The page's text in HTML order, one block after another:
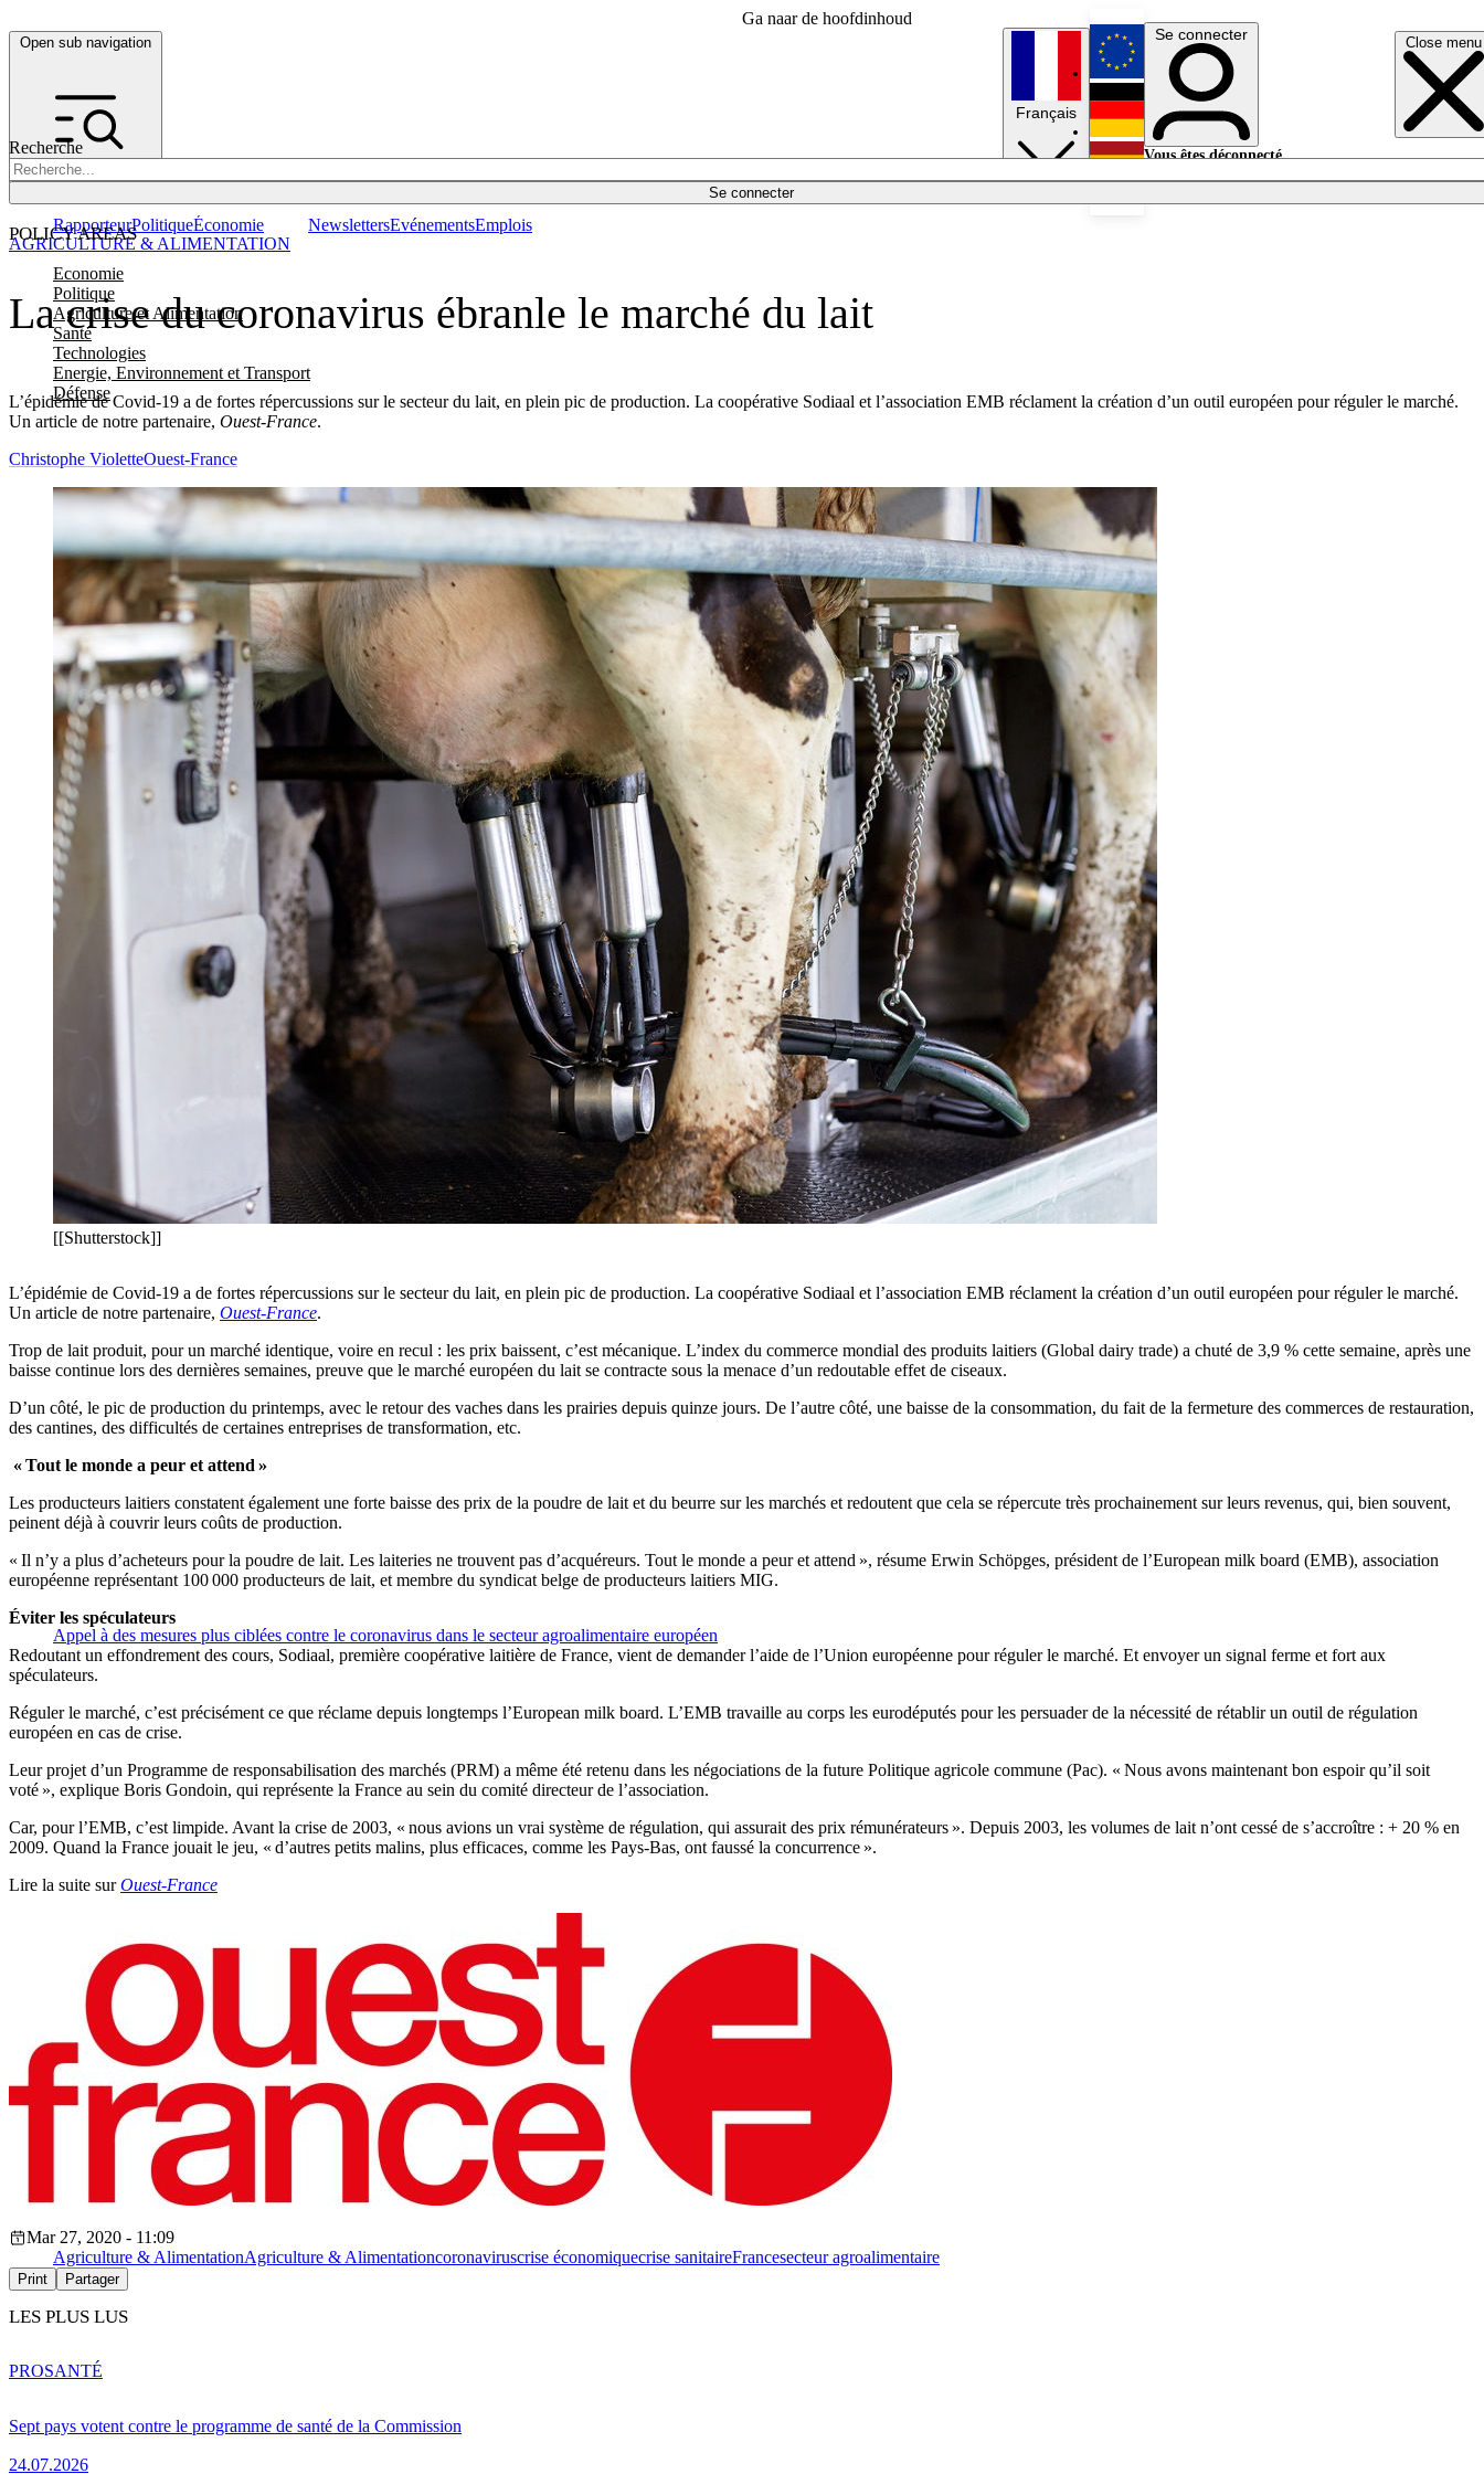
Ga naar de hoofdinhoud
Open sub navigation Close menu
Recherche
Se connecter
POLICY AREAS
Economie
Politique
Agriculture et Alimentation
Santé
Technologies
Energie, Environnement et Transport
Défense
RapporteurPolitiqueÉconomie NewslettersEvénementsEmplois
Français
English
Deutsch
Se connecter
Vous êtes déconnecté.
La crise du coronavirus ébranle le marché du lait
L’épidémie de Covid-19 a de fortes répercussions sur le secteur du lait, en plein pic de production. La coopérative Sodiaal et l’association EMB réclament la création d’un outil européen pour réguler le marché.
Un article de notre partenaire, Ouest-France.
AGRICULTURE & ALIMENTATION
Christophe VioletteOuest-France
[[Shutterstock]]
L’épidémie de Covid-19 a de fortes répercussions sur le secteur du lait, en plein pic de production. La coopérative Sodiaal et l’association EMB réclament la création d’un outil européen pour réguler le marché.
Un article de notre partenaire, Ouest-France.
Trop de lait produit, pour un marché identique, voire en recul : les prix baissent, c’est mécanique. L’index du commerce mondial des produits laitiers (Global dairy trade) a chuté de 3,9 % cette semaine, après une
baisse continue lors des dernières semaines, preuve que le marché européen du lait se contracte sous la menace d’un redoutable effet de ciseaux.
D’un côté, le pic de production du printemps, avec le retour des vaches dans les prairies depuis quinze jours. De l’autre côté, une baisse de la consommation, du fait de la fermeture des commerces de restauration,
des cantines, des difficultés de certaines entreprises de transformation, etc.
« Tout le monde a peur et attend »
Les producteurs laitiers constatent également une forte baisse des prix de la poudre de lait et du beurre sur les marchés et redoutent que cela se répercute très prochainement sur leurs revenus, qui, bien souvent,
peinent déjà à couvrir leurs coûts de production.
« Il n’y a plus d’acheteurs pour la poudre de lait. Les laiteries ne trouvent pas d’acquéreurs. Tout le monde a peur et attend », résume Erwin Schöpges, président de l’European milk board (EMB), association
européenne représentant 100 000 producteurs de lait, et membre du syndicat belge de producteurs laitiers MIG.
Appel à des mesures plus ciblées contre le coronavirus dans le secteur agroalimentaire européen
Éviter les spéculateurs
Redoutant un effondrement des cours, Sodiaal, première coopérative laitière de France, vient de demander l’aide de l’Union européenne pour réguler le marché. Et envoyer un signal ferme et fort aux
spéculateurs.
Réguler le marché, c’est précisément ce que réclame depuis longtemps l’European milk board. L’EMB travaille au corps les eurodéputés pour les persuader de la nécessité de rétablir un outil de régulation
européen en cas de crise.
Leur projet d’un Programme de responsabilisation des marchés (PRM) a même été retenu dans les négociations de la future Politique agricole commune (Pac). « Nous avons maintenant bon espoir qu’il soit
voté », explique Boris Gondoin, qui représente la France au sein du comité directeur de l’association.
Car, pour l’EMB, c’est limpide. Avant la crise de 2003, « nous avions un vrai système de régulation, qui assurait des prix rémunérateurs ». Depuis 2003, les volumes de lait n’ont cessé de s’accroître : + 20 % en
2009. Quand la France jouait le jeu, « d’autres petits malins, plus efficaces, comme les Pays-Bas, ont faussé la concurrence ».
Lire la suite surOuest-France
Mar 27, 2020 - 11:09
Agriculture & AlimentationAgriculture & Alimentationcoronaviruscrise économiquecrise sanitaireFrancesecteur agroalimentaire
Print Partager
LES PLUS LUS
Sept pays votent contre le programme de santé de la Commission
24.07.2026
PROSANTÉ